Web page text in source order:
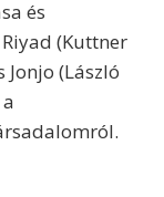
és
(Kuttner
Jonjo (László